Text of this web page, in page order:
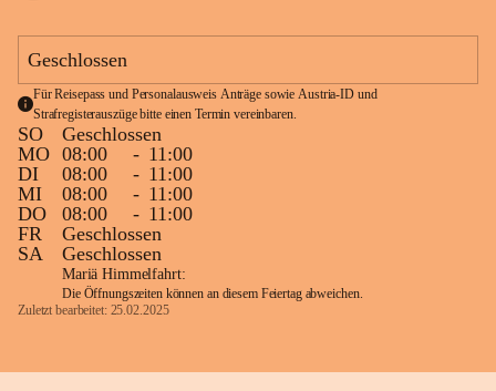
Geschlossen
Für Reisepass und Personalausweis Anträge sowie Austria-ID und
Strafregisterauszüge bitte einen Termin vereinbaren.
SO
Geschlossen
MO 08:00 - 11:00
DI
08:00 - 11:00
MI
08:00 - 11:00
DO
08:00 - 11:00
FR
Geschlossen
SA
Geschlossen
Mariä Himmelfahrt:
Die Öffnungszeiten können an diesem Feiertag abweichen.
Zuletzt bearbeitet: 25.02.2025